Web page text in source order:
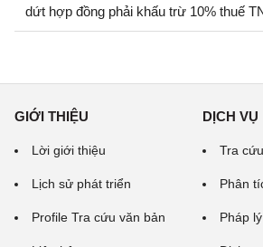
dứt hợp đồng phải khấu trừ 10% thuế
GIỚI THIỆU
Lời giới thiệu
Lịch sử phát triển
Profile Tra cứu văn bản
DỊCH VỤ
Tra
Phân
Pháp